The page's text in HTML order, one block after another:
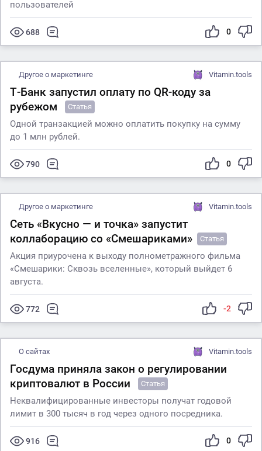
пользователей
688 0
Другое о маркетинге Vitamin.tools
Т-Банк запустил оплату по QR-коду за
рубежом
Статья
Одной транзакцией можно оплатить покупку на сумму
до 1 млн рублей.
790 0
Другое о маркетинге Vitamin.tools
Сеть «Вкусно — и точка» запустит
коллаборацию со «Смешариками»
Статья
Акция приурочена к выходу полнометражного фильма
«Смешарики: Сквозь вселенные», который выйдет 6
августа.
772 -2
О сайтах Vitamin.tools
Госдума приняла закон о регулировании
криптовалют в России
Статья
Неквалифицированные инвесторы получат годовой
лимит в 300 тысяч в год через одного посредника.
916 0